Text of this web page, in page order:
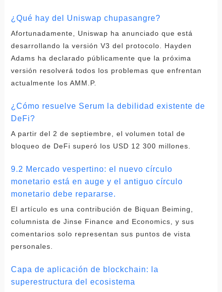
¿Qué hay del Uniswap chupasangre?
Afortunadamente, Uniswap ha anunciado que está
desarrollando la versión V3 del protocolo. Hayden
Adams ha declarado públicamente que la próxima
versión resolverá todos los problemas que enfrentan
actualmente los AMM.P.
¿Cómo resuelve Serum la debilidad existente de
DeFi?
A partir del 2 de septiembre, el volumen total de
bloqueo de DeFi superó los USD 12 300 millones.
9.2 Mercado vespertino: el nuevo círculo
monetario está en auge y el antiguo círculo
monetario debe repararse.
El artículo es una contribución de Biquan Beiming,
columnista de Jinse Finance and Economics, y sus
comentarios solo representan sus puntos de vista
personales.
Capa de aplicación de blockchain: la
superestructura del ecosistema